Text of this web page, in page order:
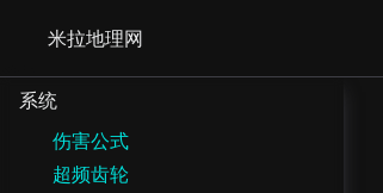
米拉地理网
系统
伤害公式
超频齿轮